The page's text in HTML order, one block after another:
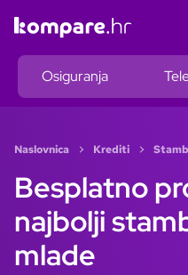
Osiguranja
Naslovnica Krediti
Besplatno
najbolji
mlade